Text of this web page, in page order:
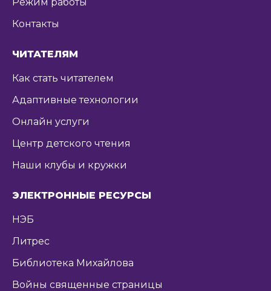
Контакты
ЧИТАТЕЛЯМ
Как стать читателем
Адаптивные технологии
Онлайн услуги
Центр детского чтения
Наши клубы и кружки
ЭЛЕКТРОННЫЕ РЕСУРСЫ
НЭБ
Литрес
Библиотека Михайлова
Войны священные страницы